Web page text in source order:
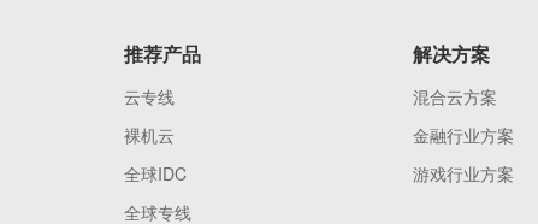
推荐产品
云专线
裸机云
全球IDC
全球专线
解决方案
混合云方案
金融行业方案
游戏行业方案